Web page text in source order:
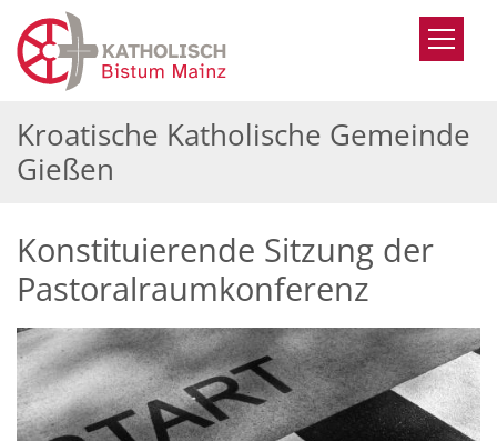
Zum Inhalt springen
Kroatische Katholische Gemeinde
Gießen
Konstituierende Sitzung der
Pastoralraumkonferenz